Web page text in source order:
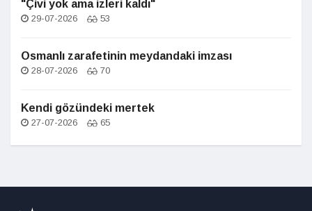
"Çivi yok ama izleri kaldı"
29-07-2026 53
Osmanlı zarafetinin meydandaki imzası
28-07-2026 70
Kendi gözündeki mertek
27-07-2026 65